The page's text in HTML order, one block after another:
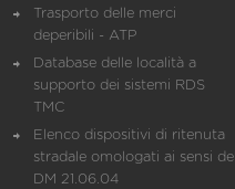
Trasporto delle merci
deperibili - ATP
Database delle località a
supporto dei sistemi RDS
TMC
Elenco dispositivi di ritenuta
stradale omologati ai sensi del
DM 21.06.04